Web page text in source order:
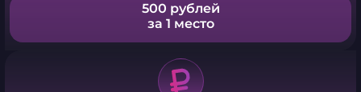
500 рублей
за 1 место